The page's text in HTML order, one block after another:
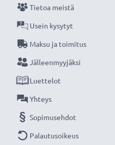
Muoto:pyöreä
- laajakulmakameran
suodinkierteeseen
CELLONIC 3 vuoden
Tietoa meistä
Usein kysytyt
Maksu ja toimitus
Jälleenmyyjäksi
Luettelot
Yhteys
Sopimusehdot
Palautusoikeus